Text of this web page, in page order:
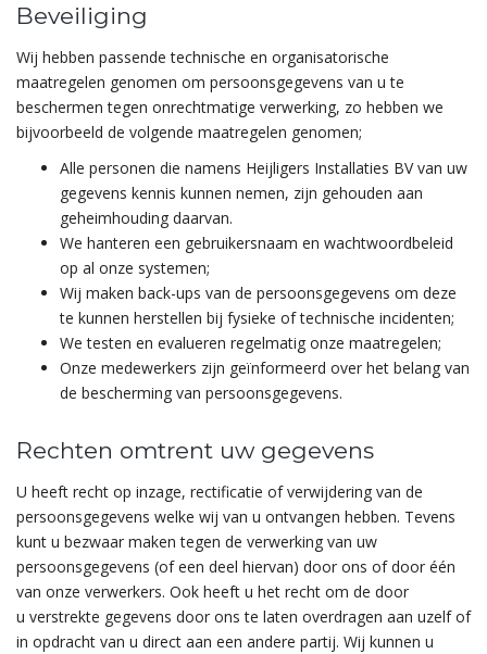
Beveiliging
Wij hebben passende technische en organisatorische
maatregelen genomen om persoonsgegevens van u te
beschermen tegen onrechtmatige verwerking, zo hebben we
bijvoorbeeld de volgende maatregelen genomen;
Alle personen die namens Heijligers Installaties BV van uw
gegevens kennis kunnen nemen, zijn gehouden aan
geheimhouding daarvan.
We hanteren een gebruikersnaam en wachtwoordbeleid
op al onze systemen;
Wij maken back-ups van de persoonsgegevens om deze
te kunnen herstellen bij fysieke of technische incidenten;
We testen en evalueren regelmatig onze maatregelen;
Onze medewerkers zijn geïnformeerd over het belang van
de bescherming van persoonsgegevens.
Rechten omtrent uw gegevens
U heeft recht op inzage, rectificatie of verwijdering van de
persoonsgegevens welke wij van u ontvangen hebben. Tevens
kunt u bezwaar maken tegen de verwerking van uw
persoonsgegevens (of een deel hiervan) door ons of door één
van onze verwerkers. Ook heeft u het recht om de door
u verstrekte gegevens door ons te laten overdragen aan uzelf of
in opdracht van u direct aan een andere partij. Wij kunnen u